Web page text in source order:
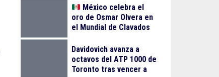
México celebra el
oro de Osmar Olvera en
el Mundial de Clavados
Davidovich avanza a
octavos del ATP 1000 de
Toronto tras vencer a